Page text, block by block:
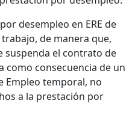
desempleo en ERE de
de manera que,
suspenda el contrato de
como consecuencia de un
Empleo temporal, no
a la prestación por